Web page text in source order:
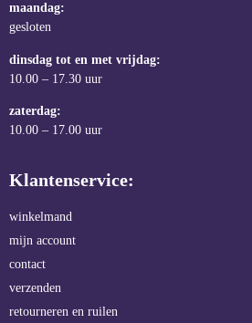
maandag:
gesloten
dinsdag tot en met vrijdag:
10.00 – 17.30 uur
zaterdag:
10.00 – 17.00 uur
Klantenservice:
winkelmand
mijn account
contact
verzenden
retourneren en ruilen